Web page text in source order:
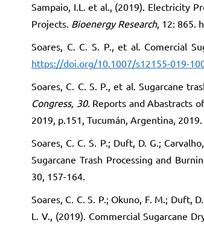
Sampaio, I.L. et al., (2019). Electricity
Projects. Bioenergy Research, 12: 865.
Soares, C. C. S. P., et al. Comercial
https://doi.org/10.1007/s12155-019-
Soares, C. C. S. P., et al. Sugarcane
Congress, 30. Reports and Abastracts
2019, p.151, Tucumán, Argentina, 2019.
Soares, C. C. S. P.; Duft, D. G.;
Sugarcane Trash Processing and
30, 157-164.
Soares, C. C. S. P.; Okuno, F. M.; Duft,
L. V., (2019). Commercial Sugarcane